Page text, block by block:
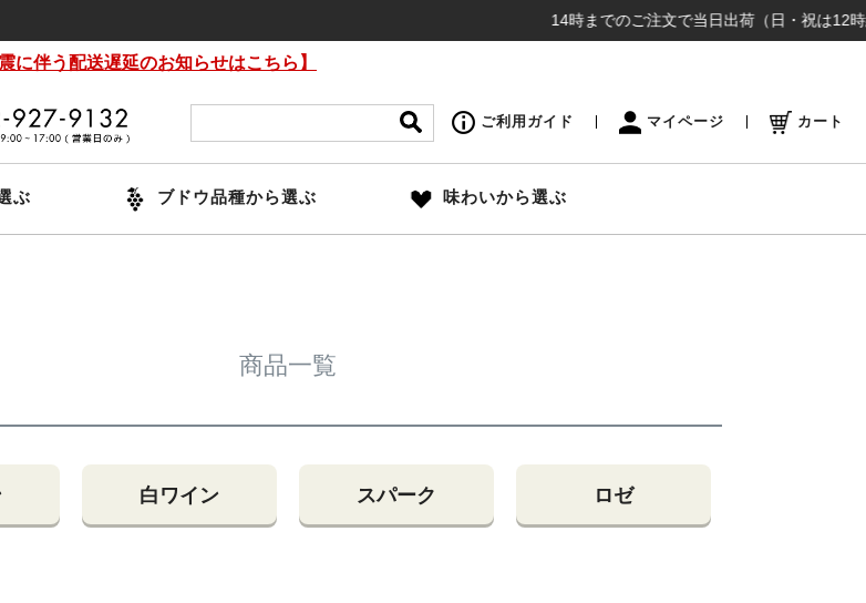
14時までのご注文で当日出荷（日・祝は12時締
に伴う配送遅延のお知らせはこちら】
ご利用ガイド マイページ カート
ぶ ブドウ品種から選ぶ 味わいから選ぶ
商品一覧
白ワイン スパーク ロゼ